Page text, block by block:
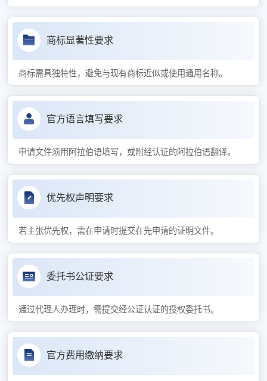
商标显著性要求
商标需具独特性，避免与现有商标近似或使用通用名称。
官方语言填写要求
申请文件须用阿拉伯语填写，或附经认证的阿拉伯语翻译。
优先权声明要求
若主张优先权，需在申请时提交在先申请的证明文件。
委托书公证要求
通过代理人办理时，需提交经公证认证的授权委托书。
官方费用缴纳要求